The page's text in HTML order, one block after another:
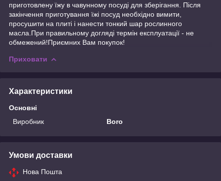
приготовлену їжу в чавунному посуді для зберігання. Після
закінчення приготування їжі посуд необхідно вимити,
просушити на плиті і нанести тонкий шар рослинного
масла.При правильному догляді термін експлуатації - не
обмежений!Приємних Вам покупок!
Приховати
Характеристики
Основні
Виробник
Boro
Умови доставки
Нова Пошта